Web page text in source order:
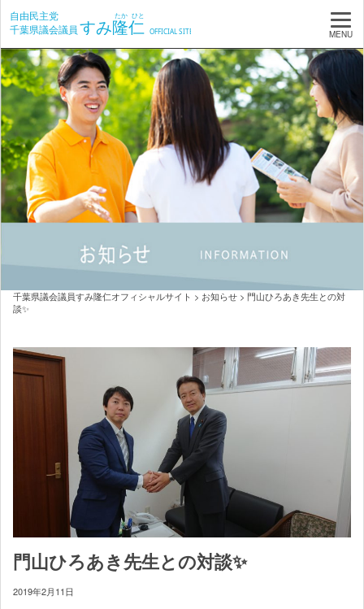
MENU
千葉県議会議員すみ隆仁オフィシャルサイト > お知らせ > 門山ひろあき先生との対
談✨
門山ひろあき先生との対談✨
2019年2月11日